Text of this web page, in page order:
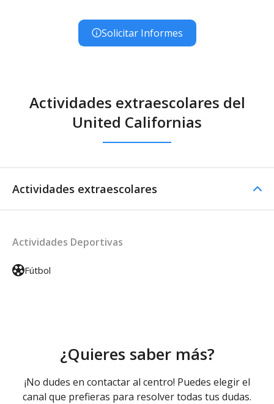
Solicitar Informes
Actividades extraescolares del
United Californias
Actividades extraescolares
Actividades Deportivas
Fútbol
¿Quieres saber más?
¡No dudes en contactar al centro! Puedes elegir el
canal que prefieras para resolver todas tus dudas.